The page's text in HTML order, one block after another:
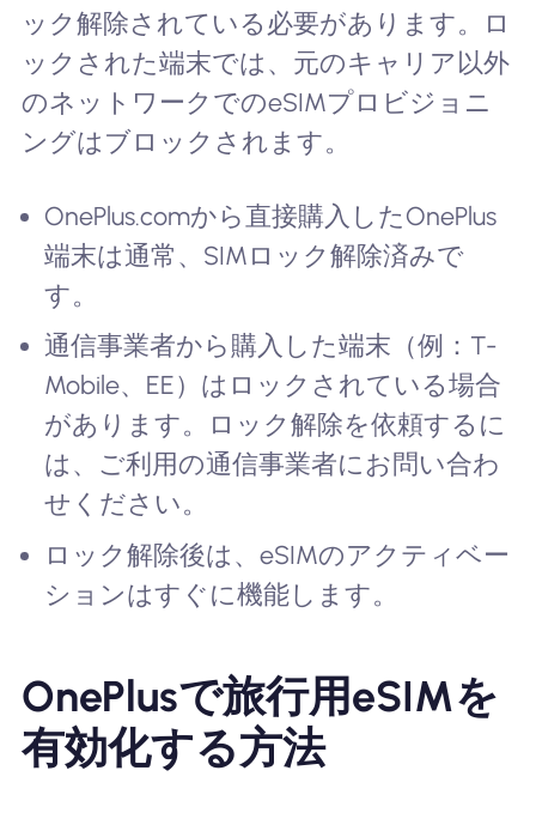
ック解除されている必要があります。ロ
ックされた端末では、元のキャリア以外
のネットワークでのeSIMプロビジョニ
ングはブロックされます。
OnePlus.comから直接購入したOnePlus
端末は通常、SIMロック解除済みで
す。
通信事業者から購入した端末（例：T-
Mobile、EE）はロックされている場合
があります。ロック解除を依頼するに
は、ご利用の通信事業者にお問い合わ
せください。
ロック解除後は、eSIMのアクティベー
ションはすぐに機能します。
OnePlusで旅行用eSIMを
有効化する方法